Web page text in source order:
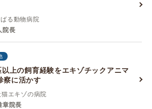
る動物病院
院長
以上の飼育経験をエキゾチックアニマ
察に活かす
猫エキゾの病院
章院長